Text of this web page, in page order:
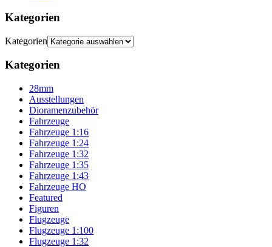
Kategorien
Kategorien
Kategorien
28mm
Ausstellungen
Dioramenzubehör
Fahrzeuge
Fahrzeuge 1:16
Fahrzeuge 1:24
Fahrzeuge 1:32
Fahrzeuge 1:35
Fahrzeuge 1:43
Fahrzeuge HO
Featured
Figuren
Flugzeuge
Flugzeuge 1:100
Flugzeuge 1:32